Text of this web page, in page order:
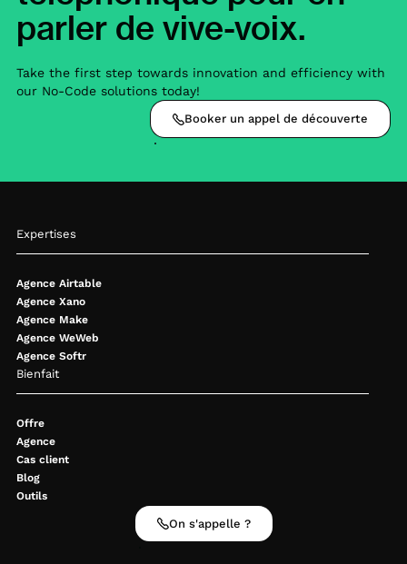
parler de vive-voix.
Take the first step towards innovation and efficiency with
our No-Code solutions today!
Booker un appel de découverte
Expertises
Agence Airtable
Agence Xano
Agence Make
Agence WeWeb
Agence Softr
Bienfait
Offre
Agence
Cas client
Blog
Outils
On s'appelle ?